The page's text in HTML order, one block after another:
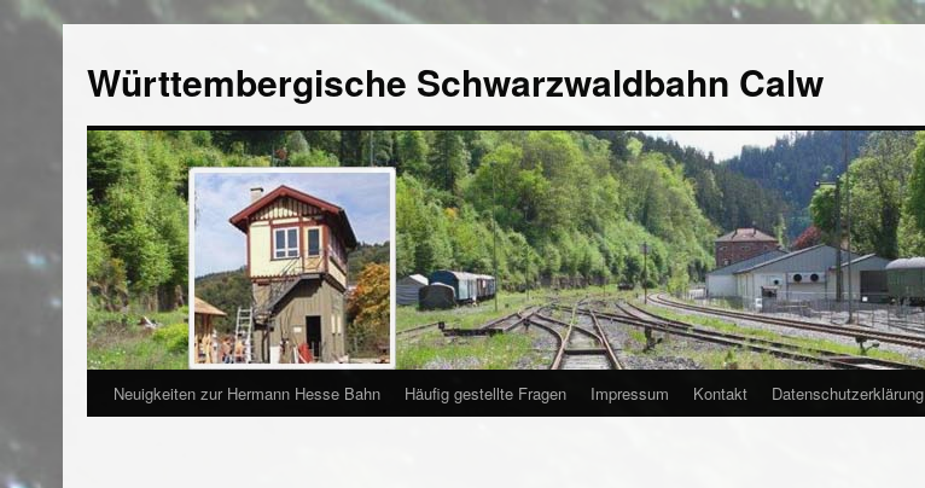
Württembergische Schwarzwaldbahn Calw
Neuigkeiten zur Hermann Hesse Bahn Häufig gestellte Fragen Impressum Kontakt Datenschutzerklärung